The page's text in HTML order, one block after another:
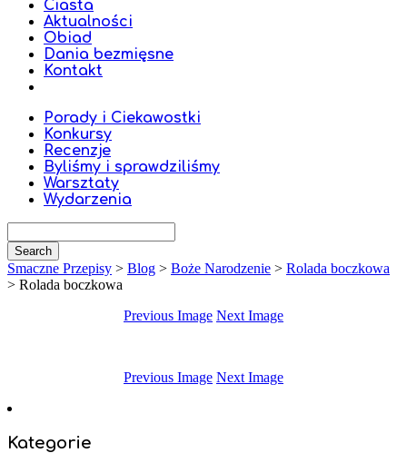
Ciasta
Aktualności
Obiad
Dania bezmięsne
Kontakt
Porady i Ciekawostki
Konkursy
Recenzje
Byliśmy i sprawdziliśmy
Warsztaty
Wydarzenia
Smaczne Przepisy > Blog > Boże Narodzenie > Rolada boczkowa
> Rolada boczkowa
Previous Image Next Image
Previous Image Next Image
Kategorie